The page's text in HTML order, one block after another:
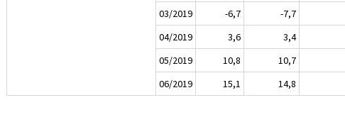
03/2019
-6,7 -7,7
04/2019
3,6 3,4
05/2019
10,8 10,7
06/2019
15,1 14,8